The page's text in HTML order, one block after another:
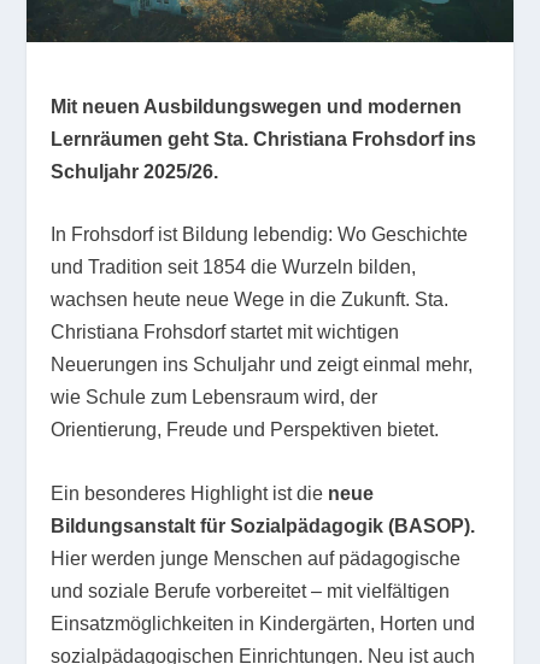
Mit neuen Ausbildungswegen und modernen
Lernräumen geht Sta. Christiana Frohsdorf ins
Schuljahr 2025/26.
In Frohsdorf ist Bildung lebendig: Wo Geschichte
und Tradition seit 1854 die Wurzeln bilden,
wachsen heute neue Wege in die Zukunft. Sta.
Christiana Frohsdorf startet mit wichtigen
Neuerungen ins Schuljahr und zeigt einmal mehr,
wie Schule zum Lebensraum wird, der
Orientierung, Freude und Perspektiven bietet.
Ein besonderes Highlight ist die neue
Bildungsanstalt für Sozialpädagogik (BASOP).
Hier werden junge Menschen auf pädagogische
und soziale Berufe vorbereitet – mit vielfältigen
Einsatzmöglichkeiten in Kindergärten, Horten und
sozialpädagogischen Einrichtungen. Neu ist auch